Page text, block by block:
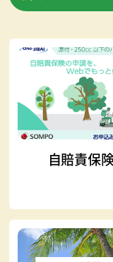
自賠責保